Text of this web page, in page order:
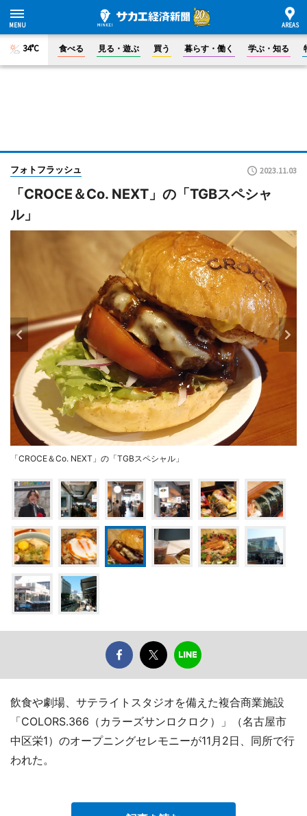
34°C 食べる 見る・遊ぶ 買う 暮らす・働く 学ぶ・知る
フォトフラッシュ 2023.11.03
「CROCE＆Co. NEXT」の「TGBスペシャ
ル」
「CROCE＆Co. NEXT」の「TGBスペシャル」
飲食や劇場、サテライトスタジオを備えた複合商業施設
「COLORS.366（カラーズサンロクロク）」（名古屋市
中区栄1）のオープニングセレモニーが11月2日、同所で行
われた。